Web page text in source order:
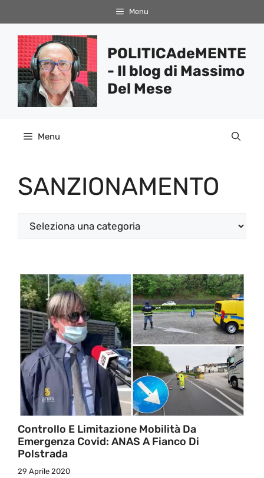
al
contenuto
Menu
POLITICAdeMENTE
- Il blog di Massimo
Del Mese
Menu
SANZIONAMENTO
Categorie
Controllo E Limitazione Mobilità Da
Emergenza Covid: ANAS A Fianco Di
Polstrada
29 Aprile 2020